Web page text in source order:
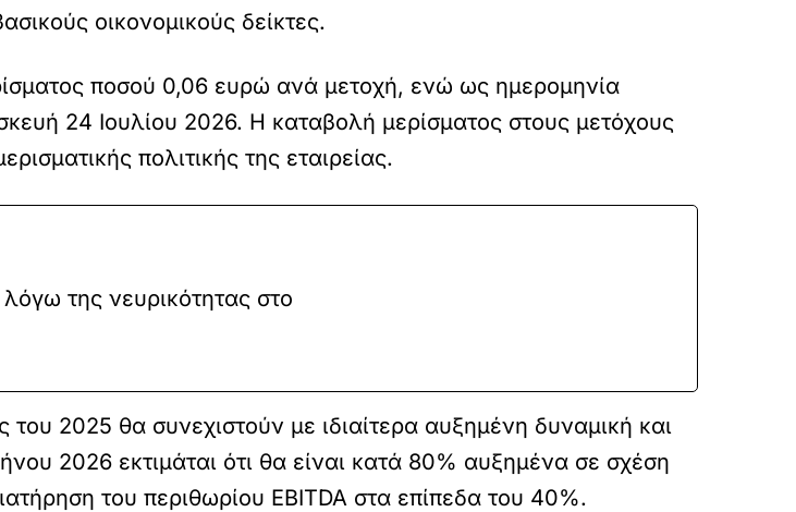
οικονομικούς δείκτες.
ποσού 0,06 ευρώ ανά μετοχή, ενώ ως ημερομηνία
24 Ιουλίου 2026. Η καταβολή μερίσματος στους μετόχους
πολιτικής της εταιρείας.
της νευρικότητας στο
του 2025 θα συνεχιστούν με ιδιαίτερα αυξημένη δυναμική και
2026 εκτιμάται ότι θα είναι κατά 80% αυξημένα σε σχέση
του περιθωρίου EBITDA στα επίπεδα του 40%.